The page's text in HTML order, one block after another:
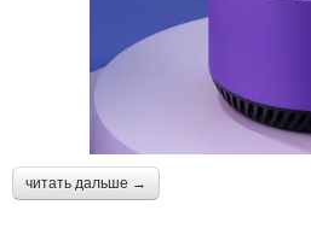
читать дальше →